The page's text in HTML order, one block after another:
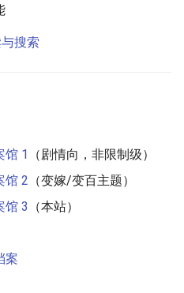
搜索
馆 1
（剧情向，非限制级）
馆 2 （变嫁/变百主题）
馆 3
（本站）
案